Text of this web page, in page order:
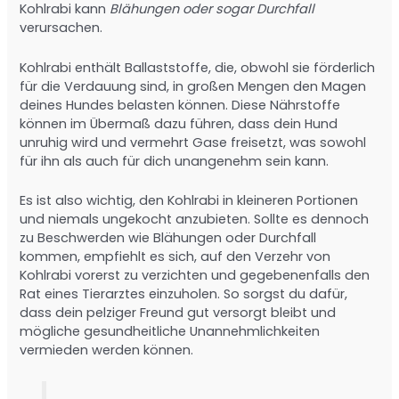
Kohlrabi kann Blähungen oder sogar Durchfall
verursachen.
Kohlrabi enthält Ballaststoffe, die, obwohl sie förderlich
für die Verdauung sind, in großen Mengen den Magen
deines Hundes belasten können. Diese Nährstoffe
können im Übermaß dazu führen, dass dein Hund
unruhig wird und vermehrt Gase freisetzt, was sowohl
für ihn als auch für dich unangenehm sein kann.
Es ist also wichtig, den Kohlrabi in kleineren Portionen
und niemals ungekocht anzubieten. Sollte es dennoch
zu Beschwerden wie Blähungen oder Durchfall
kommen, empfiehlt es sich, auf den Verzehr von
Kohlrabi vorerst zu verzichten und gegebenenfalls den
Rat eines Tierarztes einzuholen. So sorgst du dafür,
dass dein pelziger Freund gut versorgt bleibt und
mögliche gesundheitliche Unannehmlichkeiten
vermieden werden können.